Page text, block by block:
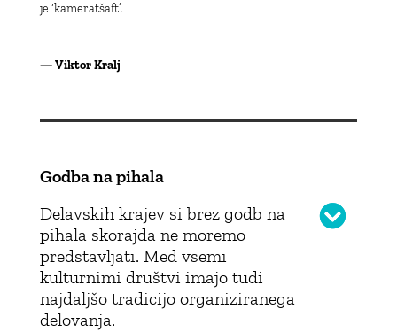
je ‘kameratšaft’.
— Viktor Kralj
Godba na pihala
Delavskih krajev si brez godb na
pihala skorajda ne moremo
predstavljati. Med vsemi
kulturnimi društvi imajo tudi
najdaljšo tradicijo organiziranega
delovanja.